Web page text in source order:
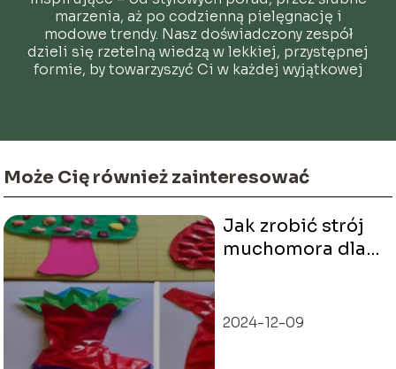
marzenia, aż po codzienną pielęgnację i
modowe trendy. Nasz doświadczony zespół
dzieli się rzetelną wiedzą w lekkiej, przystępnej
formie, by towarzyszyć Ci w każdej wyjątkowej
Może Cię również zainteresować
Jak zrobić strój
muchomora dla
2024-12-09